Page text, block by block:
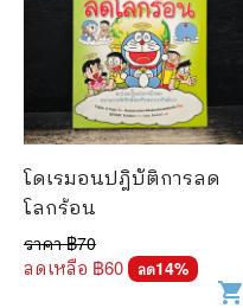
โดเรมอนปฎิบัติการลด
โลกร้อน
ราคา ฿70
ลดเหลือ ฿60 ลด14%
shopping_cart